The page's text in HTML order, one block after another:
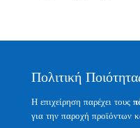
Πολιτική
Η επιχείρηση παρέχει τους
για την παροχή προϊόντων